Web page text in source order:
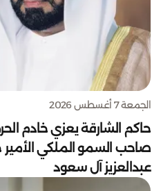
الجمعة 7 أغسطس 2026
حاكم الشارقة يعزي خادم
صاحب السمو الملكي
عبدالعزيز آل سعود